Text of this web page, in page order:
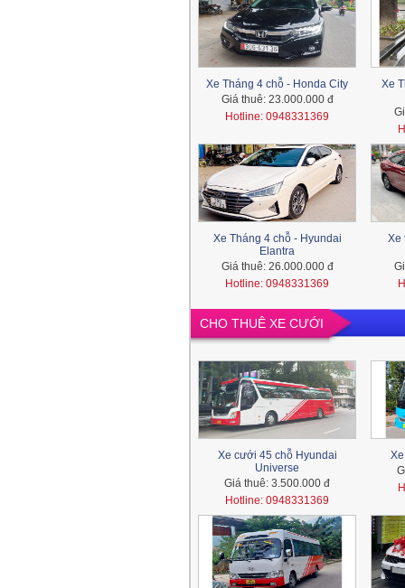
Xe Tháng 4 chỗ - Honda City
Giá thuê: 23.000.000 đ
Hotline: 0948331369
Xe
Xe Tháng 4 chỗ - Hyundai
Elantra
Giá thuê: 26.000.000 đ
Hotline: 0948331369
Xe
CHO THUÊ XE CƯỚI
Xe cưới 45 chỗ Hyundai
Universe
Giá thuê: 3.500.000 đ
Hotline: 0948331369